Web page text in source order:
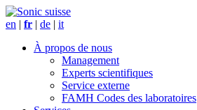
en | fr | de | it
À propos de nous
Management
Experts scientifiques
Service externe
FAMH Codes des laboratoires